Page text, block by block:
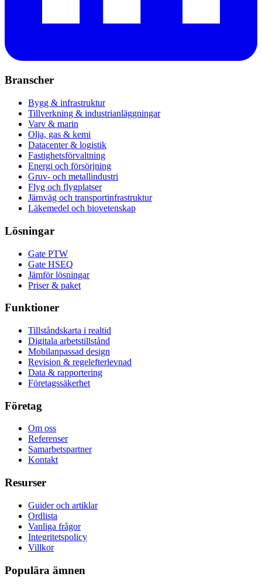
Branscher
Bygg & infrastruktur
Tillverkning & industrianläggningar
Varv & marin
Olja, gas & kemi
Datacenter & logistik
Fastighetsförvaltning
Energi och försörjning
Gruv- och metallindustri
Flyg och flygplatser
Järnväg och transportinfrastruktur
Läkemedel och biovetenskap
Lösningar
Gate PTW
Gate HSEQ
Jämför lösningar
Priser & paket
Funktioner
Tillståndskarta i realtid
Digitala arbetstillstånd
Mobilanpassad design
Revision & regelefterlevnad
Data & rapportering
Företagssäkerhet
Företag
Om oss
Referenser
Samarbetspartner
Kontakt
Resurser
Guider och artiklar
Ordlista
Vanliga frågor
Integritetspolicy
Villkor
Populära ämnen